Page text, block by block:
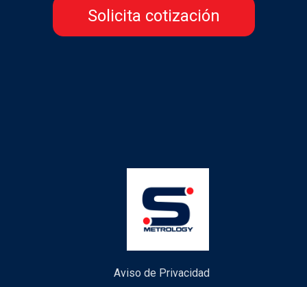
Solicita cotización
Aviso de Privacidad